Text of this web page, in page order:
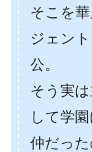
そこを
ジェン
公。
そう実
して学
仲だった